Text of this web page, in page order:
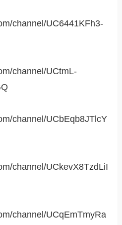
channel/UC6441KFh3-
channel/UCtmL-
channel/UCbEqb8JTlcY
channel/UCkevX8TzdLiI
channel/UCqEmTmyRa